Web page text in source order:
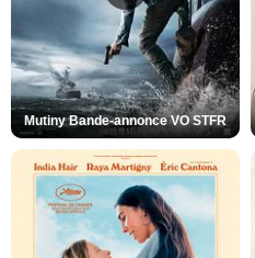
Mutiny Bande-annonce VO STFR